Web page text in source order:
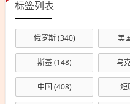
标签列表
俄罗斯(340) 美
斯基(148) 乌
中国 (408) 短